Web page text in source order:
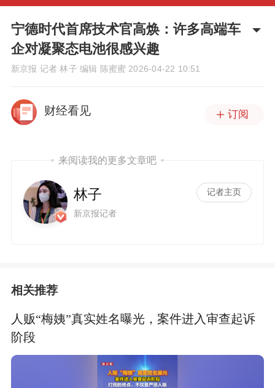
宁德时代首席技术官高焕：许多高端车
企对凝聚态电池很感兴趣
新京报 记者 林子 编辑 陈蜜蜜 2026-04-22 10:51
财经看见 订阅
来阅读我的更多文章吧
林子
新京报记者
记者主页
相关推荐
人贩“梅姨”真实姓名曝光，案件进入审查起诉
阶段